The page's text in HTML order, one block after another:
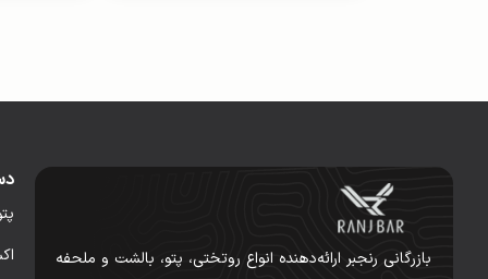
بازرگانی رنجبر ارائه‌دهنده انواع روتختی، پتو، بالشت و ملحفه